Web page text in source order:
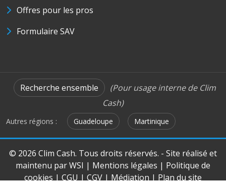
Offres pour les pros
Formulaire SAV
Recherche ensemble
(Pour usage interne de Clim
Cash)
Autres régions : Guadeloupe Martinique
© 2026 Clim Cash. Tous droits réservés. - Site réalisé et
maintenu parWSI | Mentions légales | Politique de
cookies | CGU | CGV | Médiation | Plan du site